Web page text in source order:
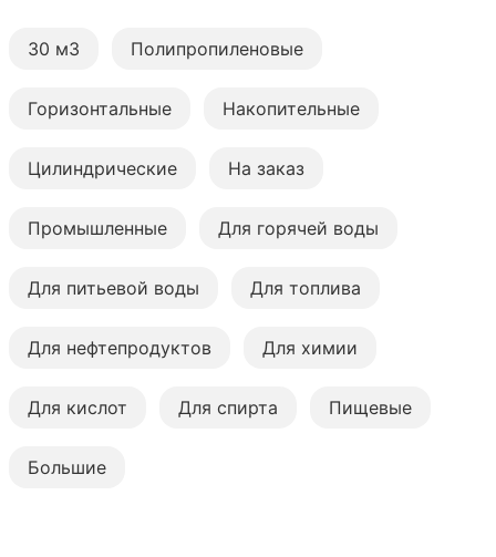
30 м3 Полипропиленовые
Горизонтальные Накопительные
Цилиндрические На заказ
Промышленные Для горячей воды
Для питьевой воды Для топлива
Для нефтепродуктов Для химии
Для кислот Для спирта Пищевые
Большие